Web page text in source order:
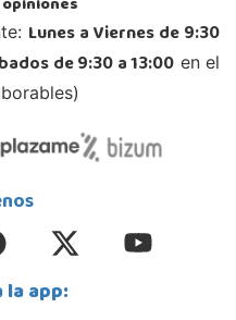
opiniones
Lunes a Viernes de 9:30
de 9:30 a 13:00 en el
app: